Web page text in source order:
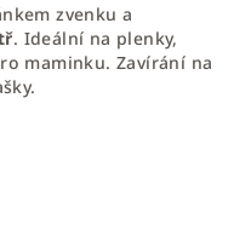
zvenku a
. Ideální na plenky,
maminku. Zavírání na